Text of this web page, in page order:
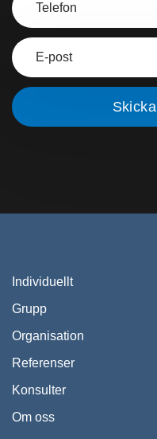
Individuellt
Grupp
Organisation
Referenser
Konsulter
Om oss